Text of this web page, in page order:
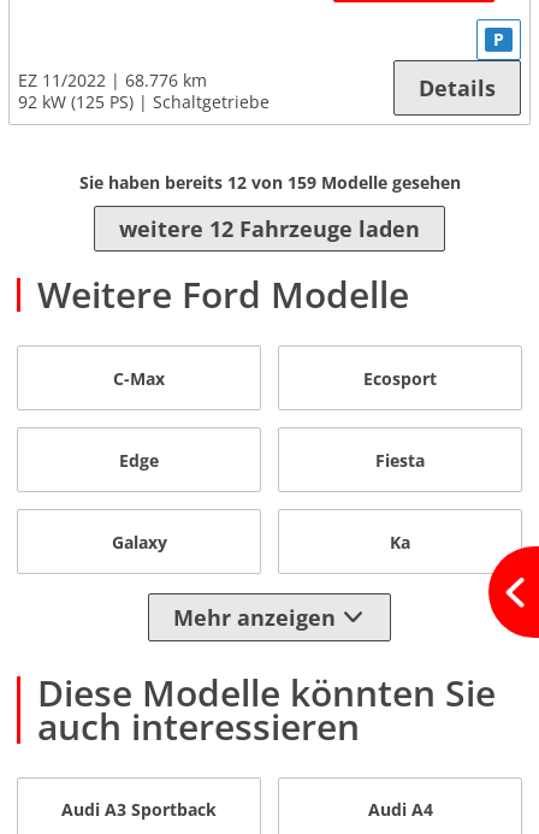
EZ 11/2022
68.776 km
92 kW (125 PS)
Schaltgetriebe
P
Details
Sie haben bereits 12von 159Modelle gesehen
weitere 12 Fahrzeuge laden
Weitere Ford Modelle
C-Max Ecosport
Edge Fiesta
Galaxy Ka
Mehr anzeigen
Diese Modelle könnten Sie
auch interessieren
Audi A3 Sportback Audi A4